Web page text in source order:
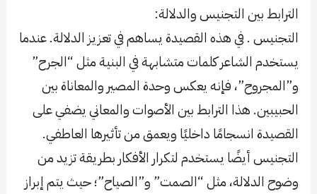
الترابط بين التجنيس والدلالة:
التجنيس . في هذه القصيدة يساهم في تعزيز الدلالة. عندما
يستخدم الشاعر كلمات متشابهة في البنية مثل “الجرح”
و”المجروح”، فإنه يعكس وحدة المصير والمعاناة بين
الحبيبين. هذا الترابط بين الأصوات والمعاني يضفي على
القصيدة انسجامًا داخليًا ويعمق من تأثيرها العاطفي.
التجنيس أيضًا يستخدم لتكرار الأفكار بطريقة تزيد من
وضوح الدلالة، مثل “الصمت” و”الصياح”؛ حيث يتم إبراز